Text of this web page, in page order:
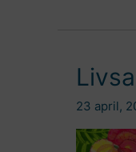
23 april,